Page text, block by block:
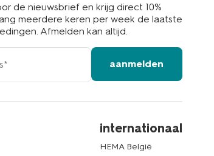
de nieuwsbrief en krijg direct 10%
meerdere keren per week de laatste
Afmelden kan altijd.
aanmelden
internationaal
HEMA België